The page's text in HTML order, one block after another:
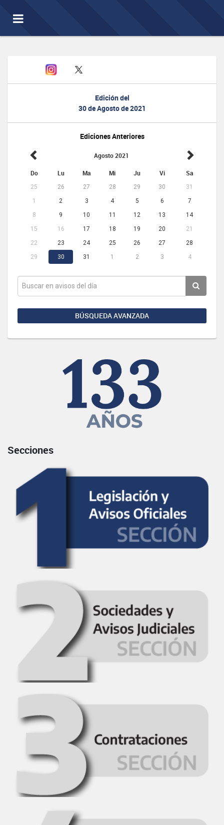
Toggle
navigation
Edición del
30 de Agosto de 2021
Ediciones Anteriores
Agosto 2021
Do Lu Ma Mi Ju Vi Sa
25 26 27 28 29 30
31
1
2 3 4 5 6
7
8
9 10 11 12 13
14
15
16 17 18 19 20
21
22
23 24 25 26 27
28
29
30 31 1 2 3 4
BÚSQUEDA AVANZADA
Secciones